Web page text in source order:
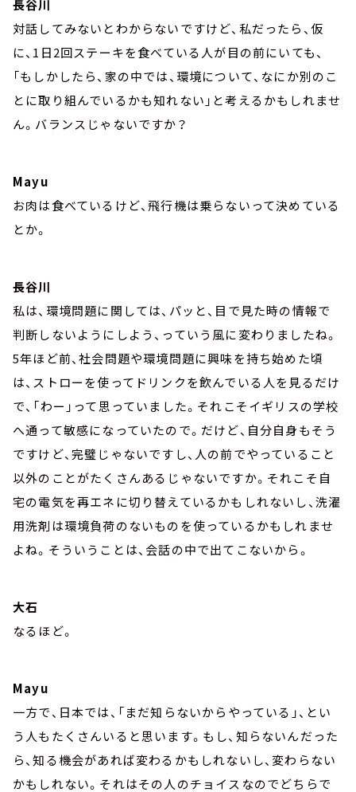
長谷川
対話してみないとわからないですけど、私だったら、仮
に、1日2回ステーキを食べている人が目の前にいても、
「もしかしたら、家の中では、環境について、なにか別のこ
とに取り組んでいるかも知れない」と考えるかもしれませ
ん。バランスじゃないですか？
Mayu
お肉は食べているけど、飛行機は乗らないって決めている
とか。
長谷川
私は、環境問題に関しては、パッと、目で見た時の情報で
判断しないようにしよう、っていう風に変わりましたね。
5年ほど前、社会問題や環境問題に興味を持ち始めた頃
は、ストローを使ってドリンクを飲んでいる人を見るだけ
で、「わー」って思っていました。それこそイギリスの学校
へ通って敏感になっていたので。だけど、自分自身もそう
ですけど、完璧じゃないですし、人の前でやっていること
以外のことがたくさんあるじゃないですか。それこそ自
宅の電気を再エネに切り替えているかもしれないし、洗濯
用洗剤は環境負荷のないものを使っているかもしれませ
よね。そういうことは、会話の中で出てこないから。
大石
なるほど。
Mayu
一方で、日本では、「まだ知らないからやっている」、とい
う人もたくさんいると思います。もし、知らないんだった
ら、知る機会があれば変わるかもしれないし、変わらない
かもしれない。それはその人のチョイスなのでどちらで